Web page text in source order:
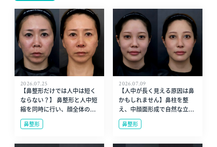
2026.07.25
【鼻整形だけでは人中は短く
ならない？】 鼻整形と人中短
縮を同時に行い、顔全体の...
鼻整形
2026.07.09
【人中が長く見える原因は鼻
かもしれません】鼻柱を整
え、中顔面形成で自然な立...
鼻整形